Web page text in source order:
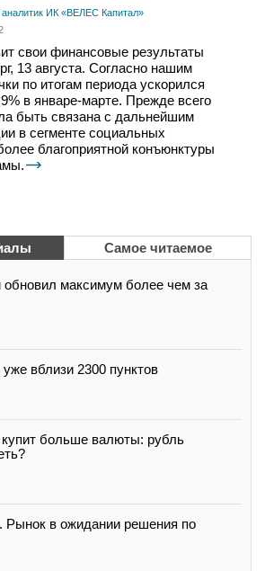
ИК «ВЕЛЕС Капитал»
свои финансовые результаты
13 августа. Согласно нашим
по итогам периода ускорился
в январе-марте. Прежде всего
быть связана с дальнейшим
в сегменте социальных
благоприятной конъюнктуры
Самое читаемое
максимум более чем за
вблизи 2300 пунктов
больше валюты: рубль
Рынок в ожидании решения по